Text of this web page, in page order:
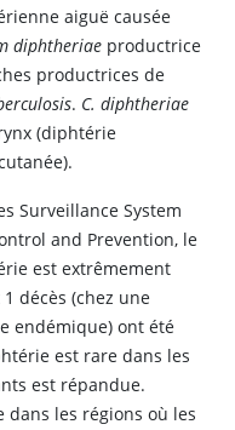
aiguë causée
diphtheriae productrice
productrices de
. C. diphtheriae
(diphtérie
Surveillance System
and Prevention, le
est extrêmement
1 décès (chez une
endémique) ont été
est rare dans les
est répandue.
les régions où les